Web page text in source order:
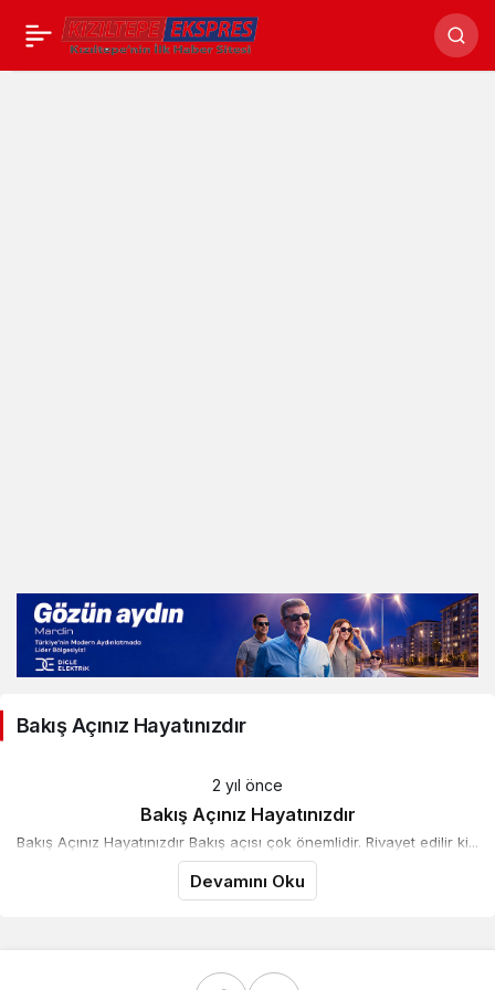
Bakış Açınız Hayatınızdır
2 yıl önce
Bakış Açınız Hayatınızdır
Bakış Açınız Hayatınızdır Bakış açısı çok önemlidir. Rivayet edilir ki...
Devamını Oku